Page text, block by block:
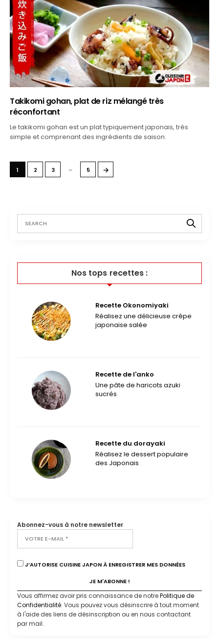
Takikomi gohan, plat de riz mélangé très
réconfortant
Le takikomi gohan est un plat typiquement japonais, très
simple et comprenant des ingrédients de saison.
1 2 3 … 5 →
Nos tops recettes :
Recette Okonomiyaki
Réalisez une délicieuse crêpe
japonaise salée
Recette de l'anko
Une pâte de haricots azuki
sucrés
Recette du dorayaki
Réalisez le dessert populaire
des Japonais
Abonnez-vous à notre newsletter
J’AUTORISE CUISINE JAPON À ENREGISTRER MES DONNÉES
Vous affirmez avoir pris connaissance de notrePolitique de
Confidentialité. Vous pouvez vous désinscrire à tout moment
à l'aide des liens de désinscription ou en nous contactant
par mail.